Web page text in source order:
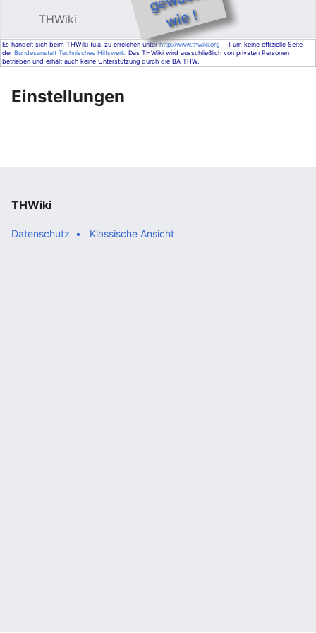
THWiki e !
Es handelt sich beim THWiki (u.a. zu erreichen unterhttp://www.thwiki.org
) um keine offizielle Seite
derBundesanstalt Technisches Hilfswerk. Das THWiki wird ausschließlich von privaten Personen
betrieben und erhält auch keine Unterstützung durch die BA THW.
Einstellungen
THWiki
Datenschutz Klassische Ansicht